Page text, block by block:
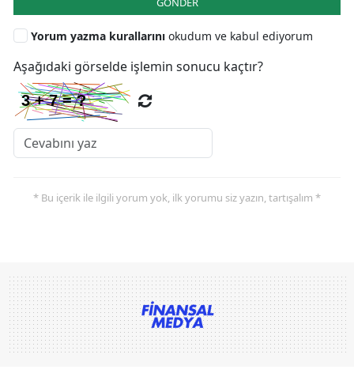
Yorum yazma kurallarını okudum ve kabul ediyorum
Aşağıdaki görselde işlemin sonucu kaçtır?
* Bu içerik ile ilgili yorum yok, ilk yorumu siz yazın, tartışalım *